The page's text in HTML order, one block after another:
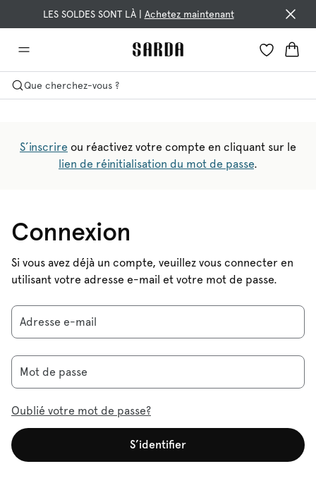
LES SOLDES SONT LÀ | Achetez maintenant
Que cherchez-vous ?
S’inscrire ou réactivez votre compte en cliquant sur le
lien de réinitialisation du mot de passe.
Connexion
Si vous avez déjà un compte, veuillez vous connecter en
utilisant votre adresse e-mail et votre mot de passe.
Adresse e-mail
Mot de passe
Oublié votre mot de passe?
S’identifier